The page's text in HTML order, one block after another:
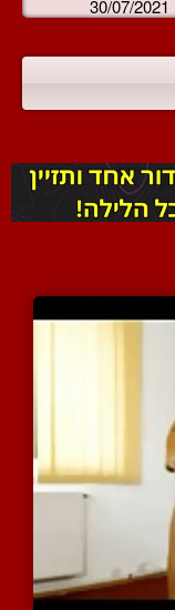
30/07/2021